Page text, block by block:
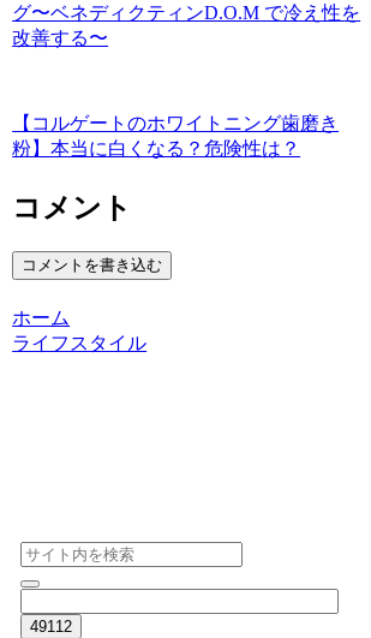
グ〜ベネディクティンD.O.M で冷え性を
改善する〜
【コルゲートのホワイトニング歯磨き
粉】本当に白くなる？危険性は？
コメント
コメントを書き込む
ホーム
ライフスタイル